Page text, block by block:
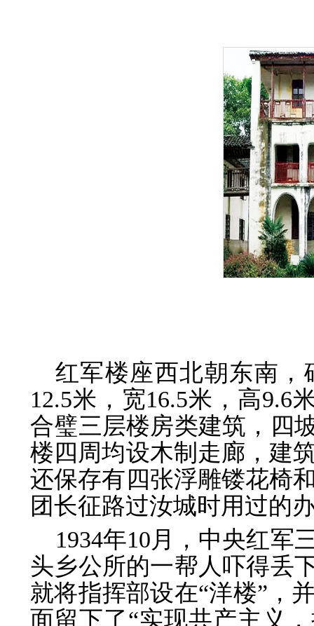
红军楼座西北朝东南
12.5米，宽16.5米，高9.6
合璧三层楼房类建筑，四
楼四周均设木制走廊，建
还保存有四张浮雕镂花椅
团长征路过汝城时用过的
1934年10月，中央红军
头乡公所的一帮人吓得丢
就将指挥部设在“洋楼”，
面留下了“实现共产主义